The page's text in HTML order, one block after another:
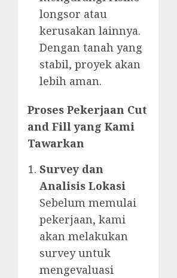
longsor atau
kerusakan lainnya.
Dengan tanah yang
stabil, proyek akan
lebih aman.
Proses Pekerjaan Cut
and Fill yang Kami
Tawarkan
Survey dan
Analisis Lokasi
Sebelum memulai
pekerjaan, kami
akan melakukan
survey untuk
mengevaluasi